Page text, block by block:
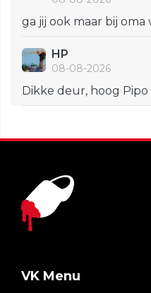
ga jij ook maar bij oma
HP
08-08-2026
Dikke deur, hoog
VK Menu